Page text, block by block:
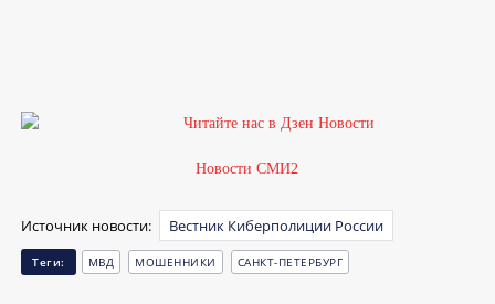
Новости СМИ2
Источник новости: Вестник Киберполиции России
Теги: МВД МОШЕННИКИ САНКТ-ПЕТЕРБУРГ